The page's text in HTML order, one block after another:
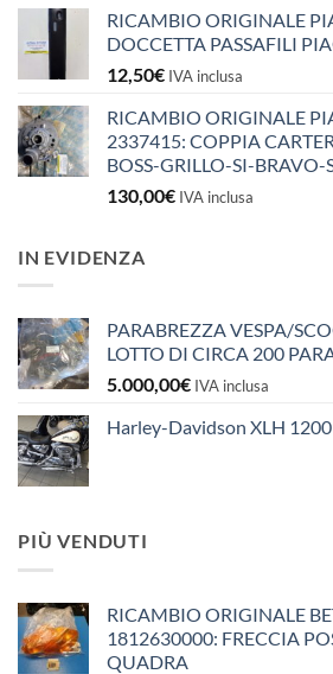
RICAMBIO ORIGINALE
DOCCETTA PASSAFILI
12,50€ IVA inclusa
RICAMBIO ORIGINALE
2337415: COPPIA
BOSS-GRILLO-SI-BRAVO-
130,00€ IVA inclusa
IN EVIDENZA
PARABREZZA VESPA/
LOTTO DI CIRCA 200
5.000,00€ IVA inclusa
Harley-Davidson XLH
PIÙ VENDUTI
RICAMBIO ORIGINALE
1812630000: FRECCIA
QUADRA